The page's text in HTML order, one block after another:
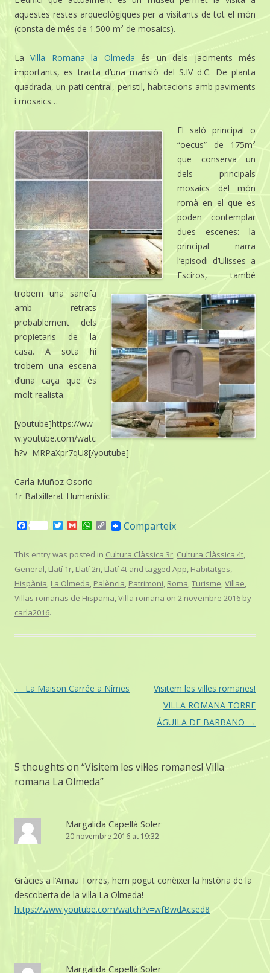
aquestes restes arqueològiques per a visitants de tot el món
(consta de més de 1.500 m² de mosaics).
La Villa Romana la Olmeda és un dels jaciments més
importants, es tracta d’una mansió del S.IV d.C. De planta
quadrada, un pati central, peristil, habitacions amb paviments
i mosaics…
El saló principal o
“oecus” de 175m²
que conserva un
dels principals
mosaics del món
romà en el que es
poden contemplar
dues escenes: la
principal narra
l’episodi d’Ulisses a
Esciros, també
trobem una sanefa
amb retrats
probablement dels
propietaris de la
casa. A sota hi
trobem una escena
d’una caça que és
molt realista.
[youtube]https://ww
w.youtube.com/watc
h?v=MRPaXpr7qU8[/youtube]
Carla Muñoz Osorio
1r Batxillerat Humanístic
F
e
o
o
T
t
t
e
r
G
i
W
t
s
A
p
C
o
y
L
i
n
k
Comparteix
This entry was posted in Cultura Clàssica 3r, Cultura Clàssica 4t,
General, Llatí 1r, Llatí 2n, Llatí 4t and tagged App, Habitatges,
Hispània, La Olmeda, Palència, Patrimoni, Roma,Turisme,Villae,
Villas romanas de Hispania,Vil·la romana on 2 novembre 2016 by
carla2016.
Post
← La Maison Carrée a Nîmes
Visitem les vil·les romanes!
VILLA ROMANA TORRE
ÁGUILA DE BARBAÑO →
5 thoughts on “Visitem les vil·les romanes! Villa
romana La Olmeda”
Margalida Capellà Soler
20 novembre 2016 at 19:32
Gràcies a l’Arnau Torres, hem pogut conèixer la història de la
descoberta de la vil·la La Olmeda!
https://www.youtube.com/watch?v=wfBwdAcsed8
Margalida Capellà Soler